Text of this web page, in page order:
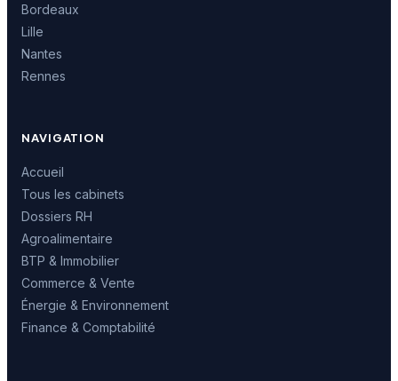
Bordeaux
Lille
Nantes
Rennes
NAVIGATION
Accueil
Tous les cabinets
Dossiers RH
Agroalimentaire
BTP & Immobilier
Commerce & Vente
Énergie & Environnement
Finance & Comptabilité